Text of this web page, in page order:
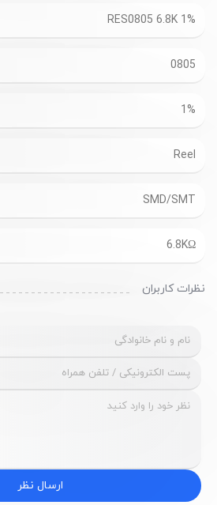
RES0805 6.8K 1%
0805
1%
Reel
SMD/SMT
6.8KΩ
نظرات کاربران
ارسال نظر